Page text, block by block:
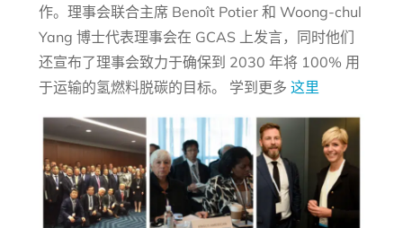
作。理事会联合主席 Benoît Potier 和 Woong-chul
Yang 博士代表理事会在 GCAS 上发言，同时他们
还宣布了理事会致力于确保到 2030 年将 100% 用
于运输的氢燃料脱碳的目标。 学到更多 这里